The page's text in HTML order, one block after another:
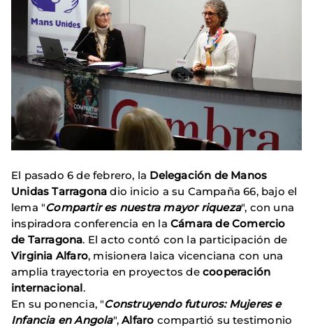
El pasado 6 de febrero, la Delegación de Manos
Unidas Tarragona dio inicio a su Campaña 66, bajo el
lema "Compartir es nuestra mayor riqueza", con una
inspiradora conferencia en la Cámara de Comercio
de Tarragona. El acto contó con la participación de
Virginia Alfaro, misionera laica vicenciana con una
amplia trayectoria en proyectos de cooperación
internacional.
En su ponencia, "Construyendo futuros: Mujeres e
Infancia en Angola",Alfaro compartió su testimonio